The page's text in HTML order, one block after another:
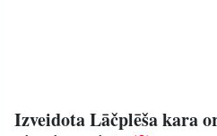
Izveidota Lāčplēša kara